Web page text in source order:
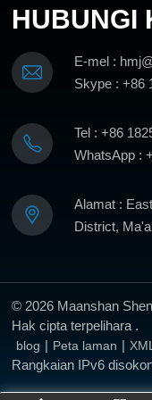
HUBUNGI
E-mel :
Skype : +86
Tel : +86
WhatsApp :
Alamat :
District,
© 2026 Maanshan
Hak cipta terpelihara .
blog | Peta laman | XML
Rangkaian IPv6